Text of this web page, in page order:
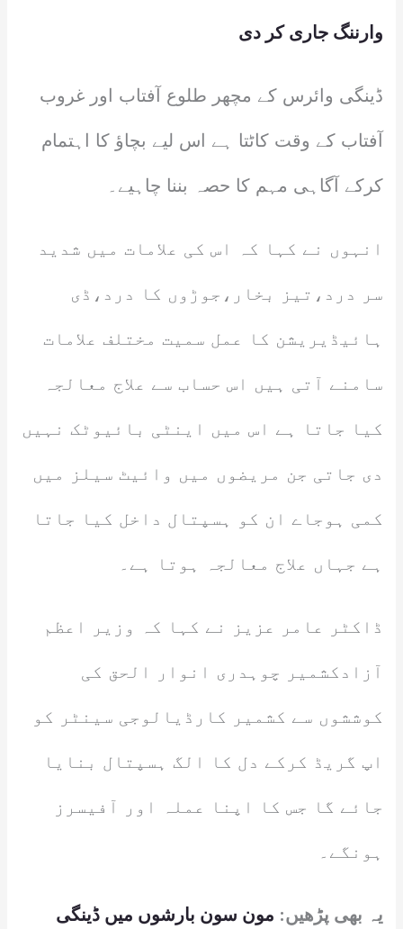
وارننگ جاری کر دی
ڈینگی وائرس کے مچھر طلوع آفتاب اور غروب
آفتاب کے وقت کاٹتا ہے اس لیے بچاؤ کا اہتمام
کرکے آگاہی مہم کا حصہ بننا چاہیے۔
انہوں نے کہا کہ اس کی علامات میں شدید
سر درد،تیز بخار،جوڑوں کا درد،ڈی
ہائیڈیریشن کا عمل سمیت مختلف علامات
سامنے آتی ہیں اس حساب سے علاج معالجہ
کیا جاتا ہے اس میں اینٹی بائیوٹک نہیں
دی جاتی جن مریضوں میں وائیٹ سیلز میں
کمی ہوجاے ان کو ہسپتال داخل کیا جاتا
ہے جہاں علاج معالجہ ہوتا ہے۔
ڈاکٹر عامر عزیز نے کہا کہ وزیر اعظم
آزادکشمیر چوہدری انوار الحق کی
کوششوں سے کشمیر کارڈیالوجی سینٹر کو
اپ گریڈ کرکے دل کا الگ ہسپتال بنایا
جائے گا جس کا اپنا عملہ اور آفیسرز
ہونگے۔
یہ بھی پڑھیں: مون سون بارشوں میں ڈینگی